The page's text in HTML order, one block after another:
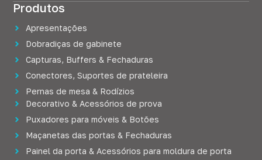
Produtos
Apresentações
Dobradiças de gabinete
Capturas, Buffers & Fechaduras
Conectores, Suportes de prateleira
Pernas de mesa & Rodízios
Decorativo & Acessórios de prova
Puxadores para móveis & Botões
Maçanetas das portas & Fechaduras
Painel da porta & Acessórios para moldura de porta